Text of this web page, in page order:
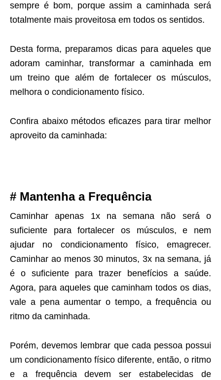
sempre é bom, porque assim a caminhada será
totalmente mais proveitosa em todos os sentidos.
Desta forma, preparamos dicas para aqueles que
adoram caminhar, transformar a caminhada em
um treino que além de fortalecer os músculos,
melhora o condicionamento físico.
Confira abaixo métodos eficazes para tirar melhor
aproveito da caminhada:
# Mantenha a Frequência
Caminhar apenas 1x na semana não será o
suficiente para fortalecer os músculos, e nem
ajudar no condicionamento físico, emagrecer.
Caminhar ao menos 30 minutos, 3x na semana, já
é o suficiente para trazer benefícios a saúde.
Agora, para aqueles que caminham todos os dias,
vale a pena aumentar o tempo, a frequência ou
ritmo da caminhada.
Porém, devemos lembrar que cada pessoa possui
um condicionamento físico diferente, então, o ritmo
e a frequência devem ser estabelecidas de